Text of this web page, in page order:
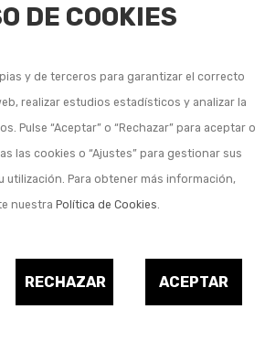
DE COOKIES
y de terceros para garantizar el correcto
realizar estudios estadísticos y analizar la
Pulse “Aceptar” o “Rechazar” para aceptar o
las cookies o “Ajustes” para gestionar sus
utilización. Para obtener más información,
nuestra Política de Cookies.
ACEPTAR
RECHAZAR
en Reciclaje: